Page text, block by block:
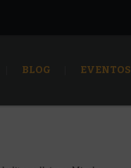
BLOG EVENTOS